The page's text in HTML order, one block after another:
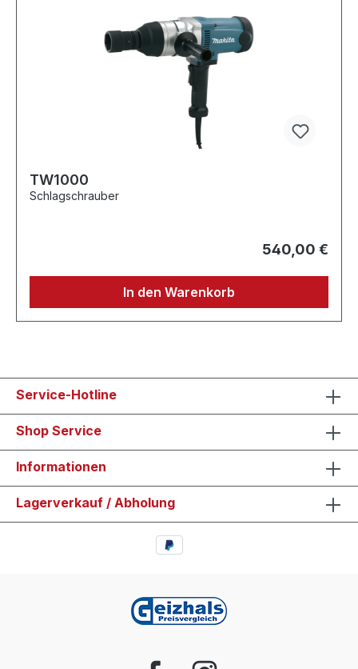
TW1000
Schlagschrauber
540,00 €
In den Warenkorb
Service-Hotline
Shop Service
Informationen
Lagerverkauf / Abholung